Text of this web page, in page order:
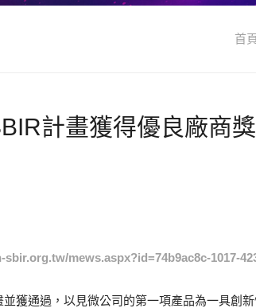
首
計畫獲得優良廠商
mews.aspx?id=74b9ac8c-1017-
獲通過，以見微公司的第一項產品為一具創